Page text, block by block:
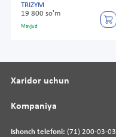
TRIZYM
19 800 so'm
Mavjud
Ishonch telefoni: (71) 200-03-03
Xaridor uchun
Kompaniya